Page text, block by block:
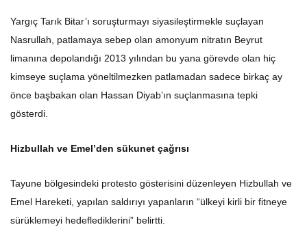
Yargıç Tarık Bitar’ı soruşturmayı siyasileştirmekle suçlayan
Nasrullah, patlamaya sebep olan amonyum nitratın Beyrut
limanına depolandığı 2013 yılından bu yana görevde olan hiç
kimseye suçlama yöneltilmezken patlamadan sadece birkaç ay
önce başbakan olan Hassan Diyab’ın suçlanmasına tepki
gösterdi.
Hizbullah ve Emel’den sükunet çağrısı
Tayune bölgesindeki protesto gösterisini düzenleyen Hizbullah ve
Emel Hareketi, yapılan saldırıyı yapanların “ülkeyi kirli bir fitneye
sürüklemeyi hedeflediklerini” belirtti.